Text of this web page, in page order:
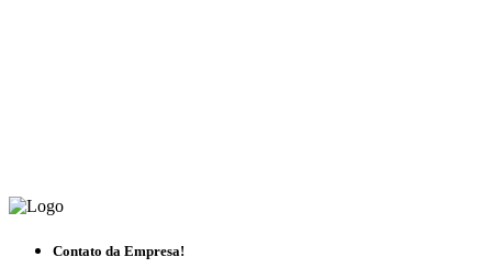
Contato da Empresa!